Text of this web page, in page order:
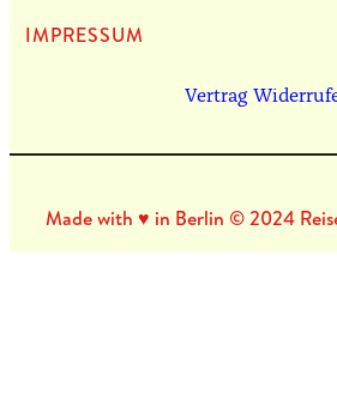
IMPRES­SUM
Vertrag
Made with ♥ in Berlin © 2024